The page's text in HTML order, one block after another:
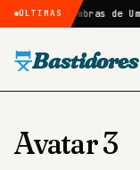
ÚLTIMAS
Sombras de Uma…
Bastidores
Avatar 3